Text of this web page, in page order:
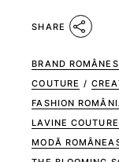
SHARE
BRAND
COUTURE /
FASHION
LAVINE COUTURE
MODĂ